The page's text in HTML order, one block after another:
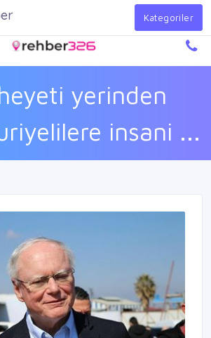
Giriş Yap
yerinden
insani ...
Kategoriler